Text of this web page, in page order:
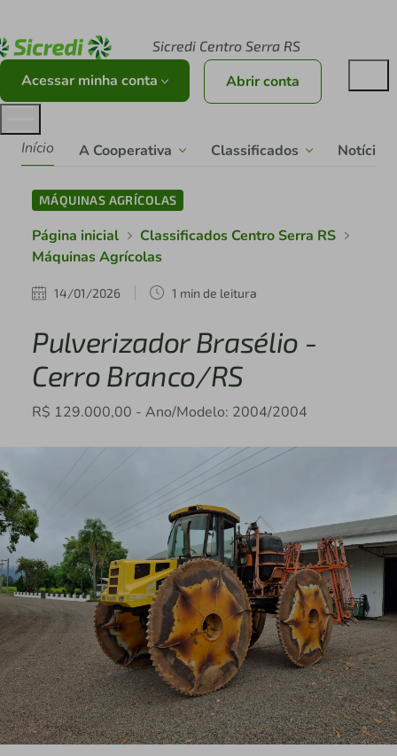
Sicredi Centro Serra RS
Acessar minha conta Abrir conta
Início A Cooperativa Classificados Notícias
MÁQUINAS AGRÍCOLAS
Página inicial
Classificados Centro Serra RS
Máquinas Agrícolas
14/01/2026 1 min de leitura
Pulverizador Brasélio -
Cerro Branco/RS
R$ 129.000,00 - Ano/Modelo: 2004/2004